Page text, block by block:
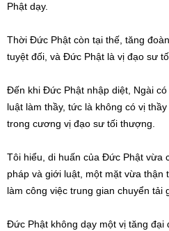
Phật dạy.
Thời Đức Phật còn tại thế, tăng
tuyệt đối, và Đức Phật là vị đạo sư
Đến khi Đức Phật nhập diệt, Ngài
luật làm thầy, tức là không có vị
trong cương vị đạo sư tối thượng.
Tôi hiểu, di huấn của Đức Phật vừa
pháp và giới luật, một mặt vừa thận
làm công việc trung gian chuyển tải
Đức Phật không dạy một vị tăng đại